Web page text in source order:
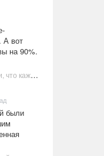
А вот
на 90%.
Эти 25 женщин доказали, что каждое тело имеет право быть в бикини
были